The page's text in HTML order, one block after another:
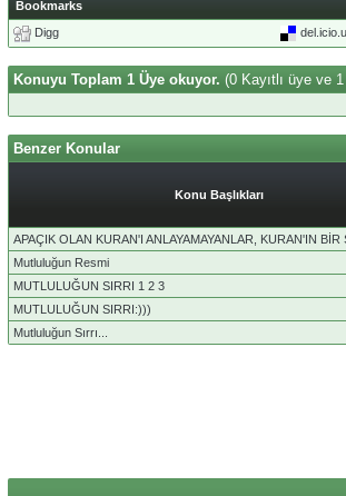
Bookmarks
Digg
Konuyu Toplam 1 Üye okuyor. (0 Kayıtlı üye ve
Benzer Konular
Konu Başlıkları
APAÇIK OLAN KURAN'I ANLAYAMAYANLAR, KURAN'IN BİR
Mutluluğun Resmi
MUTLULUĞUN SIRRI 1 2 3
MUTLULUĞUN SIRRI:)))
Mutluluğun Sırrı...